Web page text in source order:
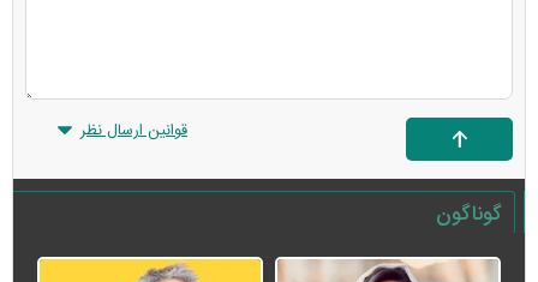
قوانین ارسال نظر
گوناگون